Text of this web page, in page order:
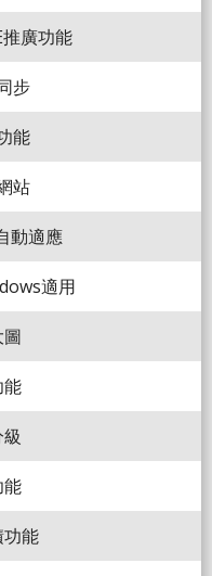
廣功能
步
能
站
動適應
適用
能
能
能